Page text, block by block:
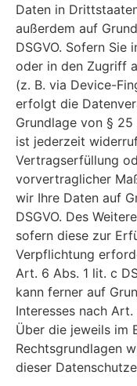
Daten in
außerdem auf
DSGVO. Sofern Sie
oder in den Zugriff
(z. B. via Device-
erfolgt die
Grundlage von § 25
ist jederzeit
Vertragserfüllung
vorvertraglicher
wir Ihre Daten auf
DSGVO. Des
sofern diese zur
Verpflichtung
Art. 6 Abs. 1 lit. c
kann ferner auf
Interesses nach
Über die jeweils im
Rechtsgrundlagen
dieser